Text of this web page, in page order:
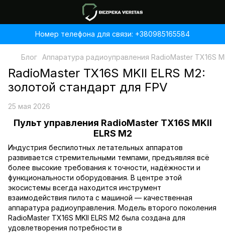
Номер телефона для связи: +380985165584
Блог Аппаратура радиоуправления RadioMaster TX16S
RadioMaster TX16S MKII ELRS М2:
золотой стандарт для FPV
25 мая 2026
Пульт управления RadioMaster TX16S MKII
ELRS М2
Индустрия беспилотных летательных аппаратов
развивается стремительными темпами, предъявляя всё
более высокие требования к точности, надёжности и
функциональности оборудования. В центре этой
экосистемы всегда находится инструмент
взаимодействия пилота с машиной — качественная
аппаратура радиоуправления. Модель второго поколения
RadioMaster TX16S MKII ELRS М2 была создана для
удовлетворения потребности в